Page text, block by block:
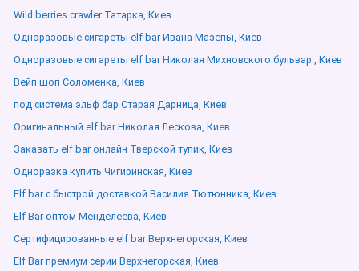
Wild berries crawler Татарка, Киев
Одноразовые сигареты elf bar Ивана Мазепы, Киев
Одноразовые сигареты elf bar Николая Михновского бульвар , Киев
Вейп шоп Соломенка, Киев
под система эльф бар Старая Дарница, Киев
Оригинальный elf bar Николая Лескова, Киев
Заказать elf bar онлайн Тверской тупик, Киев
Одноразка купить Чигиринская, Киев
Elf bar с быстрой доставкой Василия Тютюнника, Киев
Elf Bar оптом Менделеева, Киев
Сертифицированные elf bar Верхнегорская, Киев
Elf Bar премиум серии Верхнегорская, Киев